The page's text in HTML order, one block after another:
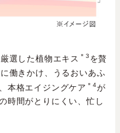
選した植物エキス ＊3 を贅
に働きかけ、うるおいあふ
本格エイジングケア ＊4が
時間がとりにくい、忙し